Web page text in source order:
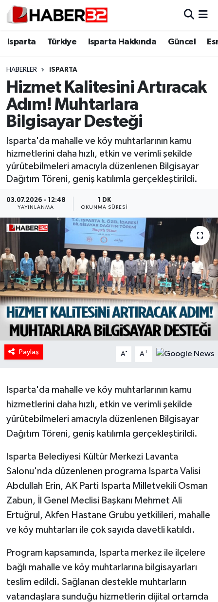
Isparta Türkiye Isparta Hakkında Güncel
HABERLER ISPARTA
Hizmet Kalitesini Artıracak
Adım! Muhtarlara
Bilgisayar Desteği
Isparta'da mahalle ve köy muhtarlarının kamu
hizmetlerini daha hızlı, etkin ve verimli şekilde
yürütebilmeleri amacıyla düzenlenen Bilgisayar
Dağıtım Töreni, geniş katılımla gerçekleştirildi.
03.07.2026 - 12:48
YAYINLANMA
1 DK
OKUNMA SÜRESI
Paylaş A- A+
Isparta'da mahalle ve köy muhtarlarının kamu
hizmetlerini daha hızlı, etkin ve verimli şekilde
yürütebilmeleri amacıyla düzenlenen Bilgisayar
Dağıtım Töreni, geniş katılımla gerçekleştirildi.
Isparta Belediyesi Kültür Merkezi Lavanta
Salonu'nda düzenlenen programa Isparta Valisi
Abdullah Erin, AK Parti Isparta Milletvekili Osman
Zabun, İl Genel Meclisi Başkanı Mehmet Ali
Ertuğrul, Akfen Hastane Grubu yetkilileri, mahalle
ve köy muhtarları ile çok sayıda davetli katıldı.
Program kapsamında, Isparta merkez ile ilçelere
bağlı mahalle ve köy muhtarlarına bilgisayarları
teslim edildi. Sağlanan destekle muhtarların
vatandaşlara sunduğu hizmetlerin dijital ortamda
Isparta
Esnaf Diyor ki;
ASAYİŞ
BİLİM VE TEKNOLOJİ
EĞİTİM
Güncel
HABERDE İNSAN
İlginç
KÜLTÜR SANAT
MAGAZİN
Oyun
POLİTİKA
RESMİ İLANLAR
SAĞLIK
Spor
Tarihi Yapılarımız
Teknoloji
Türkiye
Yerel
İletişim
Künye
Isparta Nöbetçi Eczaneler
Isparta Trafik Yoğunluk Haritası
Süper Lig Puan Durumu ve Fikstür
Tüm Manşetler
Son Dakika Haberleri
Haber Arşivi